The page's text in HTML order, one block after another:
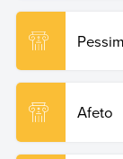
Afeto